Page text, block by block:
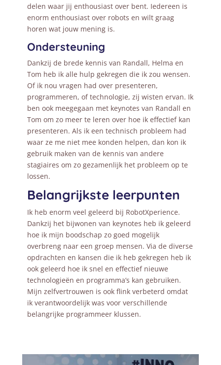
delen waar jij enthousiast over bent. Iedereen is
enorm enthousiast over robots en wilt graag
horen wat jouw mening is.
Ondersteuning
Dankzij de brede kennis van Randall, Helma en
Tom heb ik alle hulp gekregen die ik zou wensen.
Of ik nou vragen had over presenteren,
programmeren, of technologie, zij wisten ervan. Ik
ben ook meegegaan met keynotes van Randall en
Tom om zo meer te leren over hoe ik effectief kan
presenteren. Als ik een technisch probleem had
waar ze me niet mee konden helpen, dan kon ik
gebruik maken van de kennis van andere
stagiaires om zo gezamenlijk het probleem op te
lossen.
Belangrijkste leerpunten
Ik heb enorm veel geleerd bij RobotXperience.
Dankzij het bijwonen van keynotes heb ik geleerd
hoe ik mijn boodschap zo goed mogelijk
overbreng naar een groep mensen. Via de diverse
opdrachten en kansen die ik heb gekregen heb ik
ook geleerd hoe ik snel en effectief nieuwe
technologieën en programma’s kan gebruiken.
Mijn zelfvertrouwen is ook flink verbeterd omdat
ik verantwoordelijk was voor verschillende
belangrijke programmeer klussen.